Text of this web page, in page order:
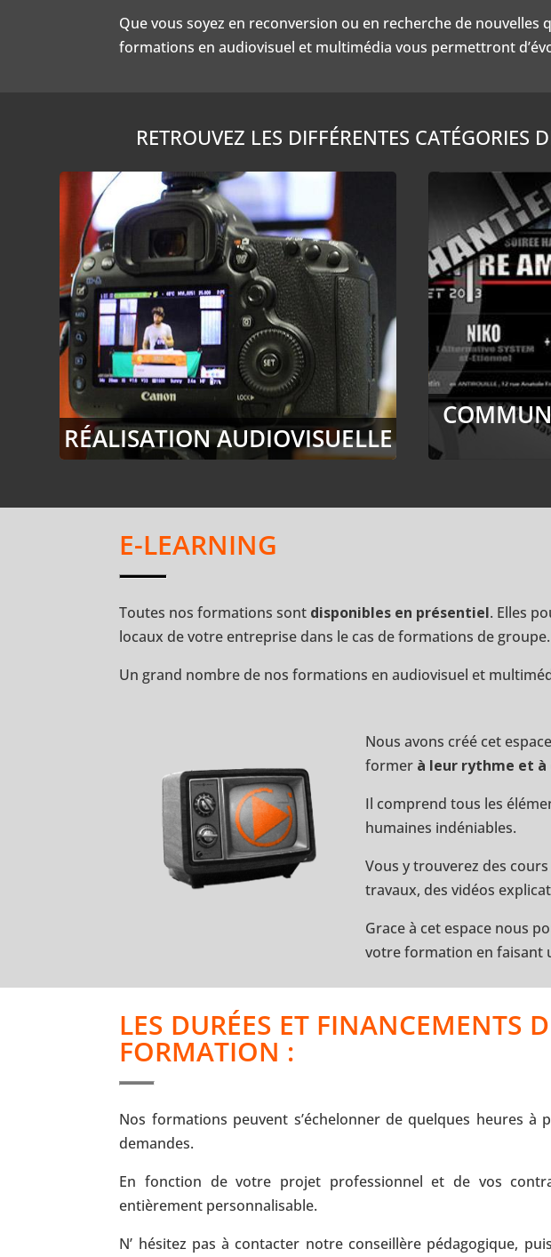
Que vous soyez en reconversion ou en recherche de
formations en audiovisuel et multimédia vous permettront
RETROUVEZ LES DIFFÉRENTES
RÉALISATION AUDIOVISUELLE
E-LEARNING
Toutes nos formations sont disponibles en présentiel. Elles
locaux de votre entreprise dans le cas de formations de groupe.
Un grand nombre de nos formations en audiovisuel et
Nous avons créé cet
former à leur rythme et à
Il comprend tous les
humaines indéniables.
Vous y trouverez des
travaux, des vidéos
Grace à cet espace nous
votre formation en faisant
LES DURÉES ET FINANCEMENTS
FORMATION :
Nos formations peuvent s’échelonner de quelques heures
demandes.
En fonction de votre projet professionnel et de vos
entièrement personnalisable.
N’ hésitez pas à contacter notre conseillère pédagogique,